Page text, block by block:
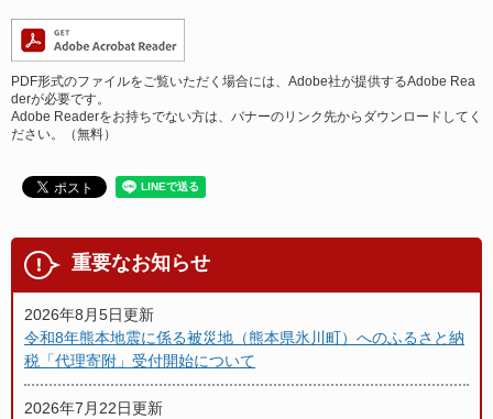
PDF形式のファイルをご覧いただく場合には、Adobe社が提供するAdobe Rea
derが必要です。
Adobe Readerをお持ちでない方は、バナーのリンク先からダウンロードしてく
ださい。（無料）
重要なお知らせ
2026年8月5日更新
令和8年熊本地震に係る被災地（熊本県氷川町）へのふるさと納
税「代理寄附」受付開始について
2026年7月22日更新